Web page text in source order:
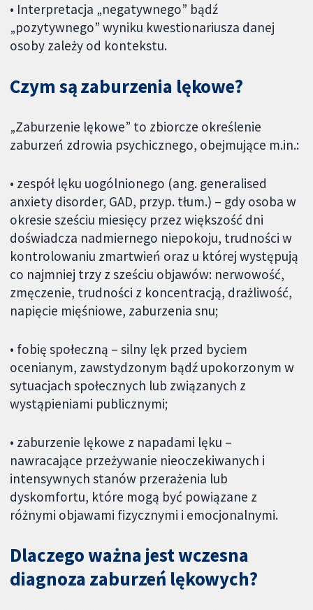
• Interpretacja „negatywnego” bądź
„pozytywnego” wyniku kwestionariusza danej
osoby zależy od kontekstu.
Czym są zaburzenia lękowe?
„Zaburzenie lękowe” to zbiorcze określenie
zaburzeń zdrowia psychicznego, obejmujące m.in.:
• zespół lęku uogólnionego (ang. generalised
anxiety disorder, GAD, przyp. tłum.) – gdy osoba w
okresie sześciu miesięcy przez większość dni
doświadcza nadmiernego niepokoju, trudności w
kontrolowaniu zmartwień oraz u której występują
co najmniej trzy z sześciu objawów: nerwowość,
zmęczenie, trudności z koncentracją, drażliwość,
napięcie mięśniowe, zaburzenia snu;
• fobię społeczną – silny lęk przed byciem
ocenianym, zawstydzonym bądź upokorzonym w
sytuacjach społecznych lub związanych z
wystąpieniami publicznymi;
• zaburzenie lękowe z napadami lęku –
nawracające przeżywanie nieoczekiwanych i
intensywnych stanów przerażenia lub
dyskomfortu, które mogą być powiązane z
różnymi objawami fizycznymi i emocjonalnymi.
Dlaczego ważna jest wczesna
diagnoza zaburzeń lękowych?